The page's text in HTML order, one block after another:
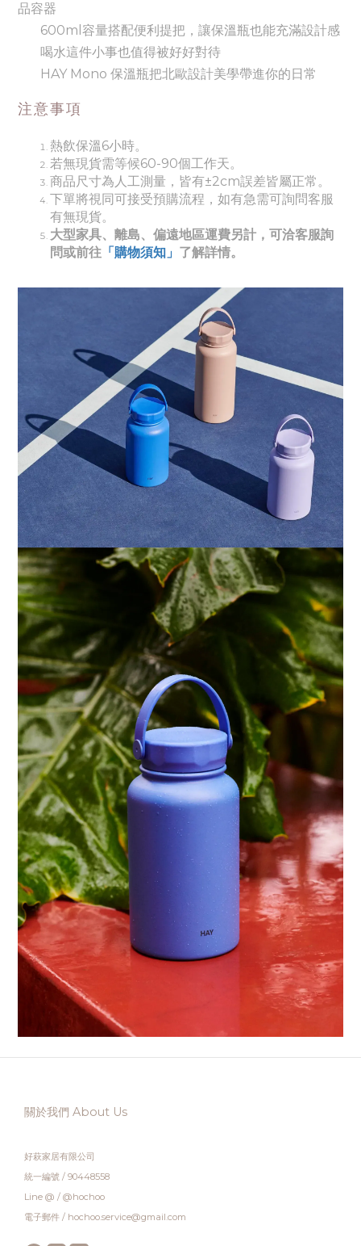
品容器
600ml容量搭配便利提把，讓保溫瓶也能充滿設計感
喝水這件小事也值得被好好對待
HAY Mono 保溫瓶把北歐設計美學帶進你的日常
注意事項
熱飲保溫6小時。
若無現貨需等候60-90個工作天。
商品尺寸為人工測量，皆有±2cm誤差皆屬正常。
下單將視同可接受預購流程，如有急需可詢問客服
有無現貨。
大型家具、離島、偏遠地區運費另計，可洽客服詢
問或前往 「購物須知」 了解詳情。
關於我們 About Us
好萩家居有限公司
統一編號 / 90448558
Line @ / @hochoo
電子郵件 / hochoo.service@gmail.com